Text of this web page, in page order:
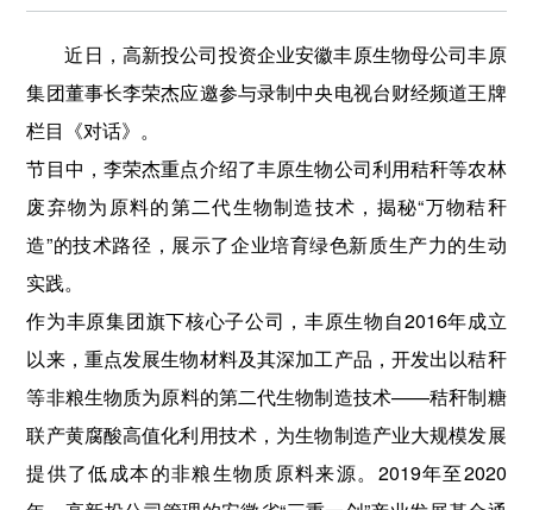
近日，高新投公司投资企业安徽丰原生物母公司丰原
集团董事长李荣杰应邀参与录制中央电视台财经频道王牌
栏目《对话》。
节目中，李荣杰重点介绍了丰原生物公司利用秸秆等农林
废弃物为原料的第二代生物制造技术，揭秘“万物秸秆
造”的技术路径，展示了企业培育绿色新质生产力的生动
实践。
作为丰原集团旗下核心子公司，丰原生物自2016年成立
以来，重点发展生物材料及其深加工产品，开发出以秸秆
等非粮生物质为原料的第二代生物制造技术——秸秆制糖
联产黄腐酸高值化利用技术，为生物制造产业大规模发展
提供了低成本的非粮生物质原料来源。2019年至2020